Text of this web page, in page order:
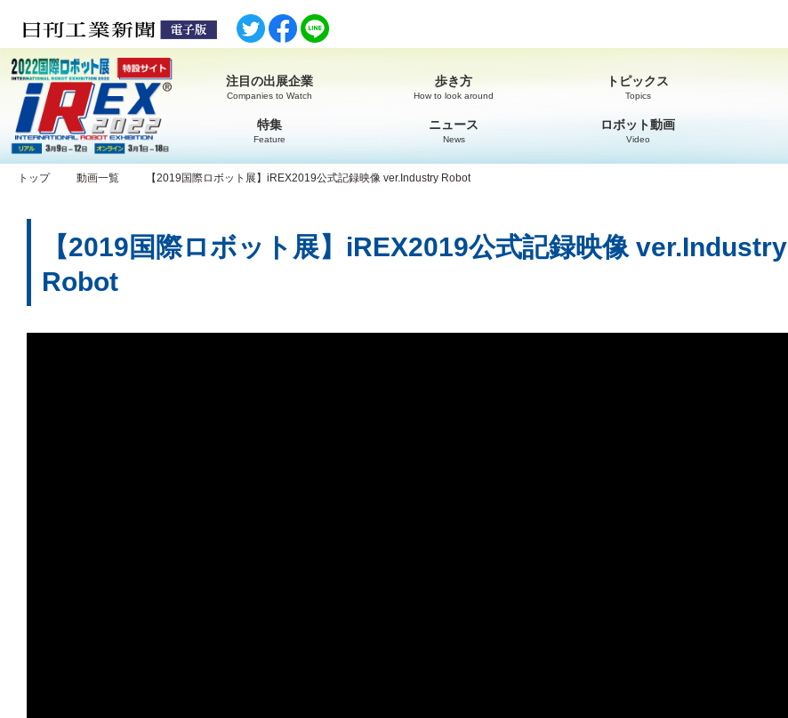
注目の出展企業
Companies to Watch
歩き方
How to look around
トピックス
Topics
特集
Feature
ニュース
News
ロボット動画
Video
トップ 動画一覧 【2019国際ロボット展】iREX2019公式記録映像 ver.Industry Robot
【2019国際ロボット展】iREX2019公式記録映像 ver.Industry
Robot